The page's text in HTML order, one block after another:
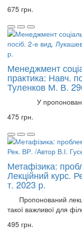
675 грн.
Менеджмент
практика: Навч.
Туленков М. В.
У пропонованому
475 грн.
Метафізика:
Лекційний курс.
т. 2023 р.
Пропонований
такої важливої для
495 грн.